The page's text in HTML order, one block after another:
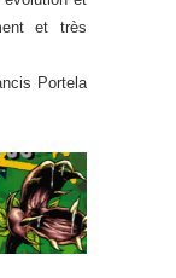
et très
Portela